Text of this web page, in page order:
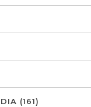
(161)